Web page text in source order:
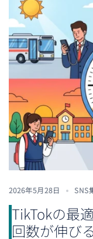
2026年5月28日 SNS
TikTokの最
回数が伸び